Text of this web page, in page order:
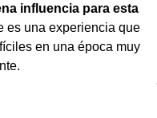
influencia para esta
es una experiencia que
en una época muy